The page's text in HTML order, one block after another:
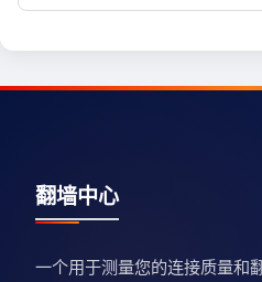
翻墙中心
一个用于测量您的连接质量和